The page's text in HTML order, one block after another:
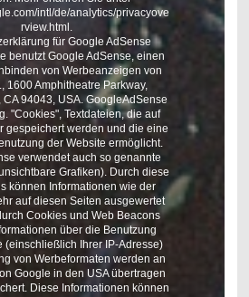
intl/de/analytics/privacyove
rview.html.
für Google AdSense
benutzt Google AdSense, einen
von Werbeanzeigen von
1600 Amphitheatre Parkway,
CA 94043, USA. GoogleAdSense
"Cookies", Textdateien, die auf
gespeichert werden und die eine
der Website ermöglicht.
verwendet auch so genannte
Grafiken). Durch diese
können Informationen wie der
auf diesen Seiten ausgewertet
Cookies und Web Beacons
über die Benutzung
(einschließlich Ihrer IP-Adresse)
von Werbeformaten werden an
Google in den USA übertragen
Diese Informationen können